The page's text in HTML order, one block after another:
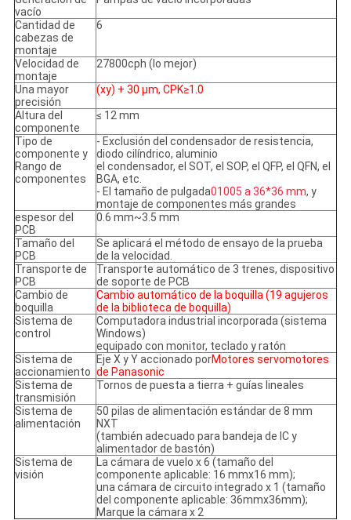
vacío
Cantidad de
cabezas de
montaje
6
Velocidad de
montaje
27800cph (lo mejor)
Una mayor
precisión
(xy) + 30 μm, CPK≥1.0
Altura del
componente
≤ 12 mm
Tipo de
componente y
Rango de
componentes
- Exclusión del condensador de resistencia,
diodo cilíndrico, aluminio
el condensador, el SOT, el SOP, el QFP, el QFN, el
BGA, etc.
- El tamaño de pulgada01005 a 36*36 mm, y
montaje de componentes más grandes
espesor del
PCB
0.6 mm~3.5 mm
Tamaño del
PCB
Se aplicará el método de ensayo de la prueba
de la velocidad.
Transporte de
PCB
Transporte automático de 3 trenes, dispositivo
de soporte de PCB
Cambio de
boquilla
Cambio automático de la boquilla (19 agujeros
de la biblioteca de boquilla)
Sistema de
control
Computadora industrial incorporada (sistema
Windows)
equipado con monitor, teclado y ratón
Sistema de
accionamiento
Eje X y Y accionado porMotores servomotores
de Panasonic
Sistema de
transmisión
Tornos de puesta a tierra + guías lineales
Sistema de
alimentación
50 pilas de alimentación estándar de 8 mm
NXT
(también adecuado para bandeja de IC y
alimentador de bastón)
Sistema de
visión
La cámara de vuelo x 6 (tamaño del
componente aplicable: 16 mmx16 mm);
una cámara de circuito integrado x 1 (tamaño
del componente aplicable: 36mmx36mm);
Marque la cámara x 2